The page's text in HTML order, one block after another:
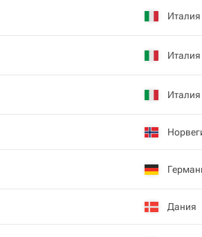
Италия
Италия
Италия
Дания